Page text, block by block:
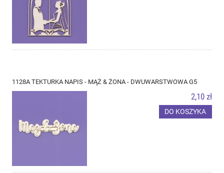
1128A TEKTURKA NAPIS - MĄŻ & ŻONA - DWUWARSTWOWA G5
2,10 zł
DO KOSZYKA